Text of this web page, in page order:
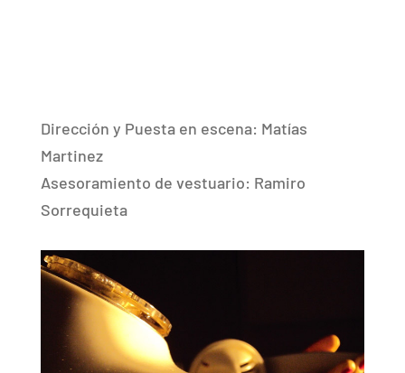
Dirección y Puesta en escena: Matías
Martinez
Asesoramiento de vestuario: Ramiro
Sorrequieta